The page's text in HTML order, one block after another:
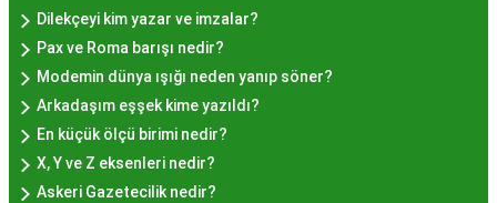
cezbetmesi ve geleneksel dokunuşlarla
hazırlanması yatmaktadır.
Hayır Lokması İstanbul'da
Nerede Bulunur?
İstanbul genelinde birçok yerel işletme ve
Dilekçeyi kim yazar ve imzalar?
Pax ve Roma barışı nedir?
Modemin dünya ışığı neden yanıp söner?
Arkadaşım eşşek kime yazıldı?
En küçük ölçü birimi nedir?
X, Y ve Z eksenleri nedir?
Askeri Gazetecilik nedir?